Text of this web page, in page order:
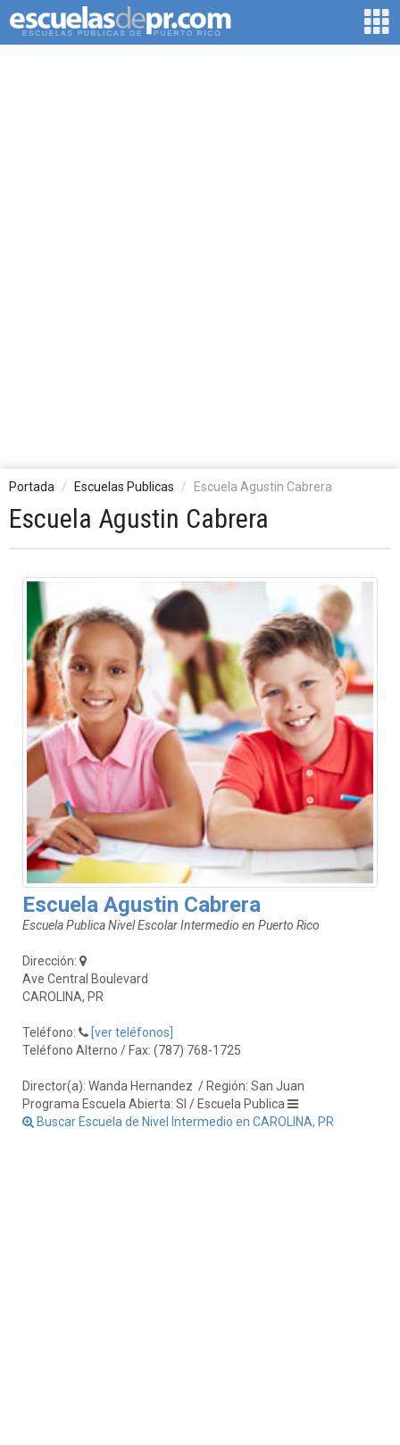
Portada Escuelas Publicas Escuela Agustin Cabrera
Escuela Agustin Cabrera
Escuela Agustin Cabrera
Escuela Publica Nivel Escolar Intermedio en Puerto Rico
Dirección:
Ave Central Boulevard
CAROLINA, PR
Teléfono:
[ver teléfonos]
Teléfono Alterno / Fax: (787) 768-1725
Director(a): Wanda Hernandez / Región: San Juan
Programa Escuela Abierta: SI / Escuela Publica
Buscar Escuela de Nivel Intermedio en CAROLINA, PR